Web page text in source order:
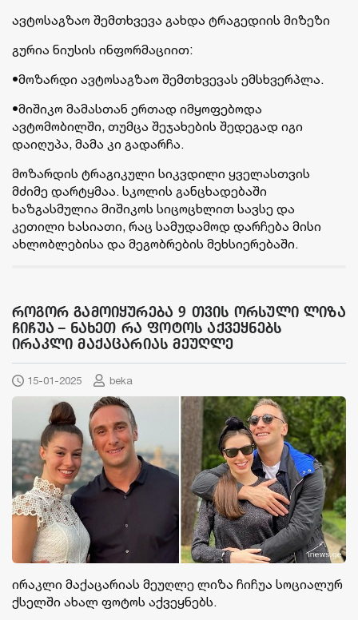
ავტოსაგზაო შემთხვევა გახდა ტრაგედიის მიზეზი
გურია ნიუსის ინფორმაციით:
•მოზარდი ავტოსაგზაო შემთხვევას ემსხვერპლა.
•მიშიკო მამასთან ერთად იმყოფებოდა
ავტომობილში, თუმცა შეჯახების შედეგად იგი
დაიღუპა, მამა კი გადარჩა.
მოზარდის ტრაგიკული სიკვდილი ყველასთვის
მძიმე დარტყმაა. სკოლის განცხადებაში
ხაზგასმულია მიშიკოს სიცოცხლით სავსე და
კეთილი ხასიათი, რაც სამუდამოდ დარჩება მისი
ახლობლებისა და მეგობრების მეხსიერებაში.
როგორ გამოიყურება 9 თვის ორსული ლიზა
ჩიჩუა – ნახეთ რა ფოტოს აქვეყნებს
ირაკლი მაქაცარიას მეუღლე
15-01-2025 beka
ირაკლი მაქაცარიას მეუღლე ლიზა ჩიჩუა სოციალურ
ქსელში ახალ ფოტოს აქვეყნებს.